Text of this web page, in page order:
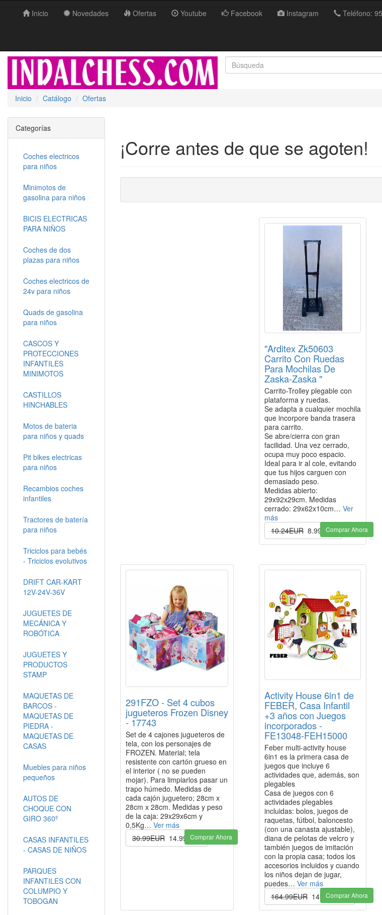
Inicio Novedades Ofertas Youtube Facebook Instagram Teléfono:
Inicio Catálogo Ofertas
¡Corre antes de que se agoten!
"Arditex Zk50603
Carrito Con Ruedas
Para Mochilas De
Zaska-Zaska "
Carrito-Trolley plegable con
plataforma y ruedas.
Se adapta a cualquier mochila
que incorpore banda trasera
para carrito.
Se abre/cierra con gran
facilidad. Una vez cerrado,
ocupa muy poco espacio.
Ideal para ir al cole, evitando
que tus hijos carguen con
demasiado peso.
Medidas abierto:
29x92x29cm. Medidas
cerrado: 29x62x10cm… Ver
más
10.24EUR 8.99EURComprar Ahora
291FZO - Set 4 cubos
jugueteros Frozen Disney
- 17743
Set de 4 cajones jugueteros de
tela, con los personajes de
FROZEN. Material; tela
resistente con cartón grueso en
el interior ( no se pueden
mojar). Para limpiarlos pasar un
trapo húmedo. Medidas de
cada cajón juguetero; 28cm x
28cm x 28cm. Medidas y peso
de la caja: 29x29x6cm y
0,5Kg… Ver más
30.99EUR 14.99EURComprar Ahora
Activity House 6in1 de
FEBER, Casa Infantil
+3 años con Juegos
incorporados -
FE13048-FEH15000
Feber multi-activity house
6in1 es la primera casa de
juegos que incluye 6
actividades que, además, son
plegables
Casa de juegos con 6
actividades plegables
incluidas: bolos, juegos de
raquetas, fútbol, baloncesto
(con una canasta ajustable),
diana de pelotas de velcro y
también juegos de imitación
con la propia casa; todos los
accesorios incluidos y cuando
los niños dejan de jugar,
puedes… Ver más
164.99EUR 149.99EUR
Comprar Ahora
Categorías
Coches electricos
para niños
Minimotos de
gasolina para niños
BICIS ELECTRICAS
PARA NIÑOS
Coches de dos
plazas para niños
Coches electricos de
24v para niños
Quads de gasolina
para niños
CASCOS Y
PROTECCIONES
INFANTILES
MINIMOTOS
CASTILLOS
HINCHABLES
Motos de bateria
para niños y quads
Pit bikes electricas
para niños
Recambios coches
infantiles
Tractores de batería
para niños
Triciclos para bebés
- Triciclos evolutivos
DRIFT CAR-KART
12V-24V-36V
JUGUETES DE
MECÁNICA Y
ROBÓTICA
JUGUETES Y
PRODUCTOS
STAMP
MAQUETAS DE
BARCOS -
MAQUETAS DE
PIEDRA -
MAQUETAS DE
CASAS
Muebles para niños
pequeños
AUTOS DE
CHOQUE CON
GIRO 360º
CASAS INFANTILES
- CASAS DE NIÑOS
PARQUES
INFANTILES CON
COLUMPIO Y
TOBOGAN